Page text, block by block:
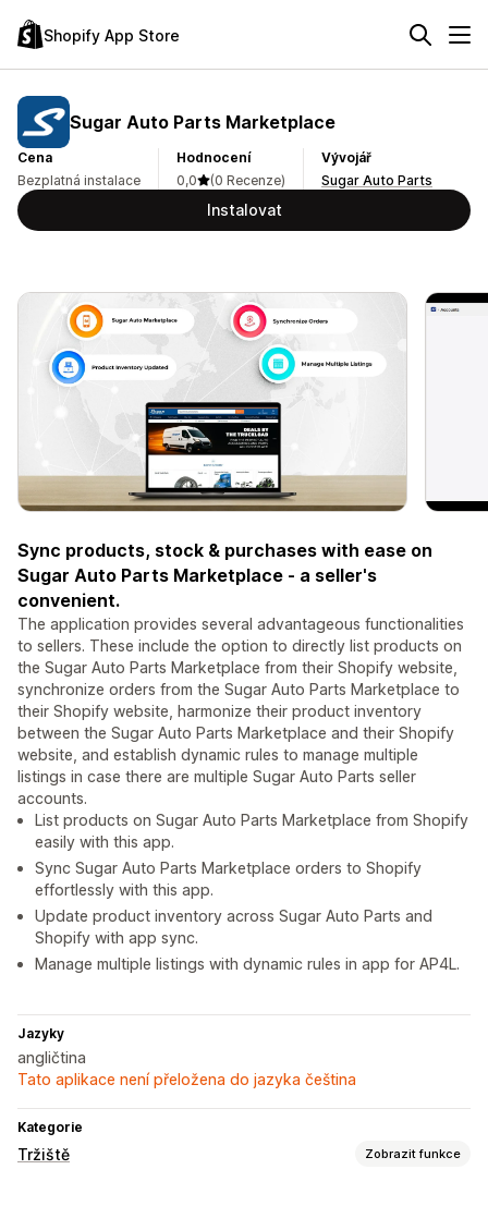
Shopify App Store
Sugar Auto Parts Marketplace
Cena
Bezplatná instalace
Hodnocení
0,0
(0 Recenze)
Vývojář
Sugar Auto Parts
Instalovat
Sync products, stock & purchases with ease on
Sugar Auto Parts Marketplace - a seller's
convenient.
The application provides several advantageous functionalities
to sellers. These include the option to directly list products on
the Sugar Auto Parts Marketplace from their Shopify website,
synchronize orders from the Sugar Auto Parts Marketplace to
their Shopify website, harmonize their product inventory
between the Sugar Auto Parts Marketplace and their Shopify
website, and establish dynamic rules to manage multiple
listings in case there are multiple Sugar Auto Parts seller
accounts.
List products on Sugar Auto Parts Marketplace from Shopify
easily with this app.
Sync Sugar Auto Parts Marketplace orders to Shopify
effortlessly with this app.
Update product inventory across Sugar Auto Parts and
Shopify with app sync.
Manage multiple listings with dynamic rules in app for AP4L.
Jazyky
angličtina
Tato aplikace není přeložena do jazyka čeština
Kategorie
Tržiště Zobrazit funkce